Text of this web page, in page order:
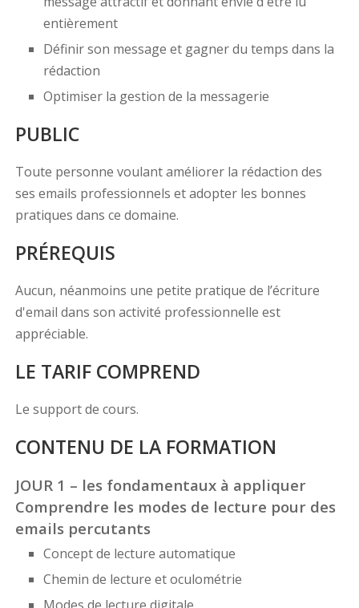
entièrement
Définir son message et gagner du temps dans la
rédaction
Optimiser la gestion de la messagerie
PUBLIC
Toute personne voulant améliorer la rédaction des
ses emails professionnels et adopter les bonnes
pratiques dans ce domaine.
PRÉREQUIS
Aucun, néanmoins une petite pratique de l’écriture
d'email dans son activité professionnelle est
appréciable.
LE TARIF COMPREND
Le support de cours.
CONTENU DE LA FORMATION
JOUR 1 – les fondamentaux à appliquer
Comprendre les modes de lecture pour des
emails percutants
Concept de lecture automatique
Chemin de lecture et oculométrie